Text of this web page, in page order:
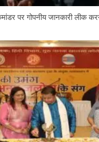
पर गोपनीय जानकारी लीक